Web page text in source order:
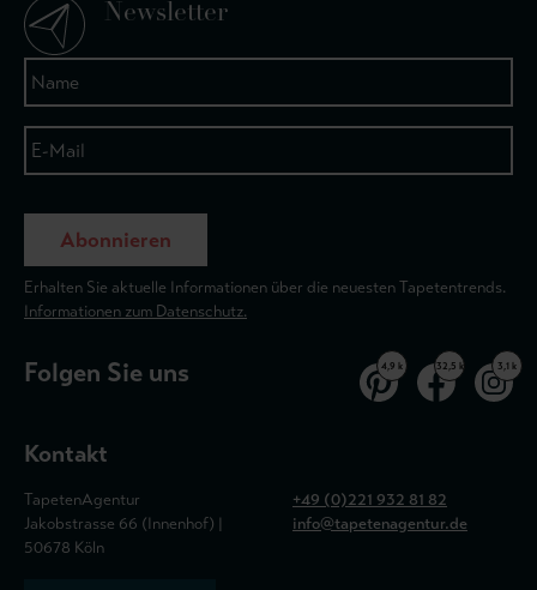
Newsletter
Abonnieren
Erhalten Sie aktuelle Informationen über die neuesten Tapetentrends.
Informationen zum Datenschutz.
Folgen Sie uns 4,9 k 32,5 k 3,1 k
Kontakt
TapetenAgentur
Jakobstrasse 66 (Innenhof) |
50678 Köln
+49 (0)221 932 81 82
info@tapetenagentur.de